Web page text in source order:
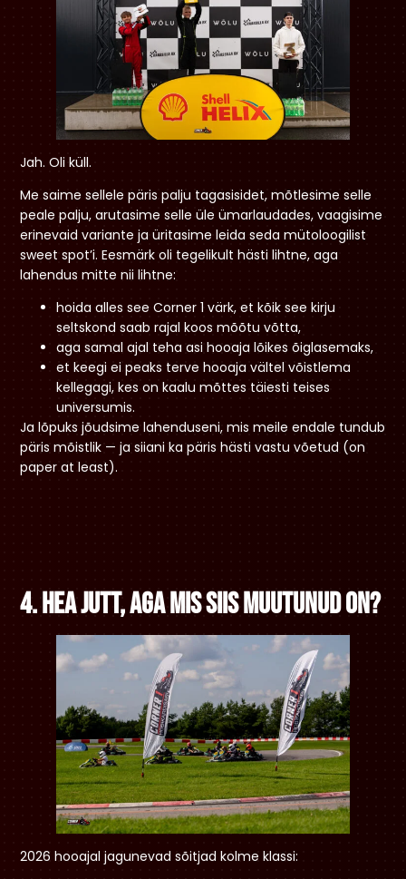
Jah. Oli küll.
Me saime sellele päris palju tagasisidet, mõtlesime selle
peale palju, arutasime selle üle ümarlaudades, vaagisime
erinevaid variante ja üritasime leida seda mütoloogilist
sweet spot’i. Eesmärk oli tegelikult hästi lihtne, aga
lahendus mitte nii lihtne:
hoida alles see Corner 1 värk, et kõik see kirju
seltskond saab rajal koos mõõtu võtta,
aga samal ajal teha asi hooaja lõikes õiglasemaks,
et keegi ei peaks terve hooaja vältel võistlema
kellegagi, kes on kaalu mõttes täiesti teises
universumis.
Ja lõpuks jõudsime lahenduseni, mis meile endale tundub
päris mõistlik — ja siiani ka päris hästi vastu võetud (on
paper at least).
4. Hea jutt, aga mis siis muutunud on?
2026 hooajal jagunevad sõitjad kolme klassi: